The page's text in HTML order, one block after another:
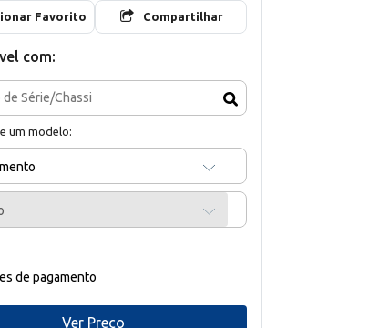
Favorito Compartilhar
com:
um modelo:
de pagamento
Ver Preço